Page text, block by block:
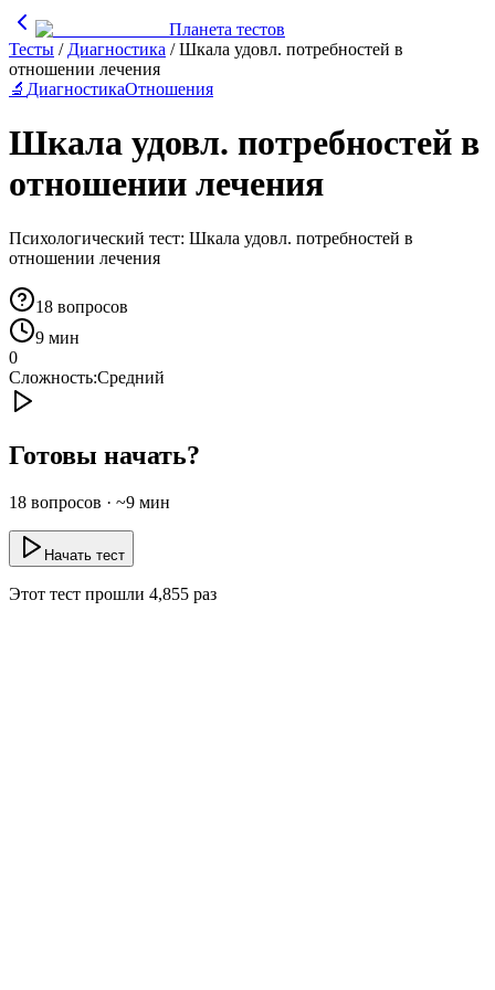
Планета тестов
Тесты / Диагностика /Шкала удовл. потребностей в
отношении лечения
🔬 ДиагностикаОтношения
Шкала удовл. потребностей в
отношении лечения
Психологический тест: Шкала удовл. потребностей в
отношении лечения
18 вопросов
9 мин
0
Сложность:Средний
Готовы начать?
18 вопросов · ~9 мин
Начать тест
Этот тест прошли 4,855 раз